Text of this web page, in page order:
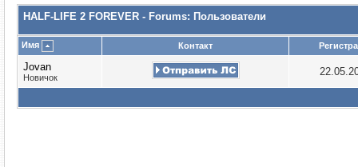
HALF-LIFE 2 FOREVER - Forums: Пользователи
Имя Контакт
Jovan
Новичок